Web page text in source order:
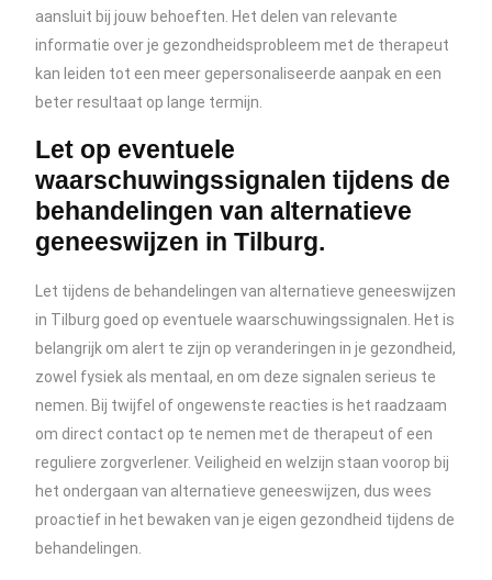
aansluit bij jouw behoeften. Het delen van relevante
informatie over je gezondheidsprobleem met de therapeut
kan leiden tot een meer gepersonaliseerde aanpak en een
beter resultaat op lange termijn.
Let op eventuele
waarschuwingssignalen tijdens de
behandelingen van alternatieve
geneeswijzen in Tilburg.
Let tijdens de behandelingen van alternatieve geneeswijzen
in Tilburg goed op eventuele waarschuwingssignalen. Het is
belangrijk om alert te zijn op veranderingen in je gezondheid,
zowel fysiek als mentaal, en om deze signalen serieus te
nemen. Bij twijfel of ongewenste reacties is het raadzaam
om direct contact op te nemen met de therapeut of een
reguliere zorgverlener. Veiligheid en welzijn staan voorop bij
het ondergaan van alternatieve geneeswijzen, dus wees
proactief in het bewaken van je eigen gezondheid tijdens de
behandelingen.